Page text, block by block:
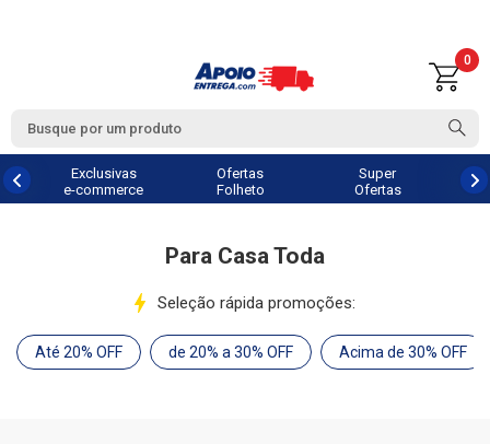
0
Exclusivas
e-commerce
Ofertas
Folheto
Super
Ofertas
Para Casa Toda
Seleção rápida promoções:
Até 20% OFF de 20% a 30% OFF Acima de 30% OFF